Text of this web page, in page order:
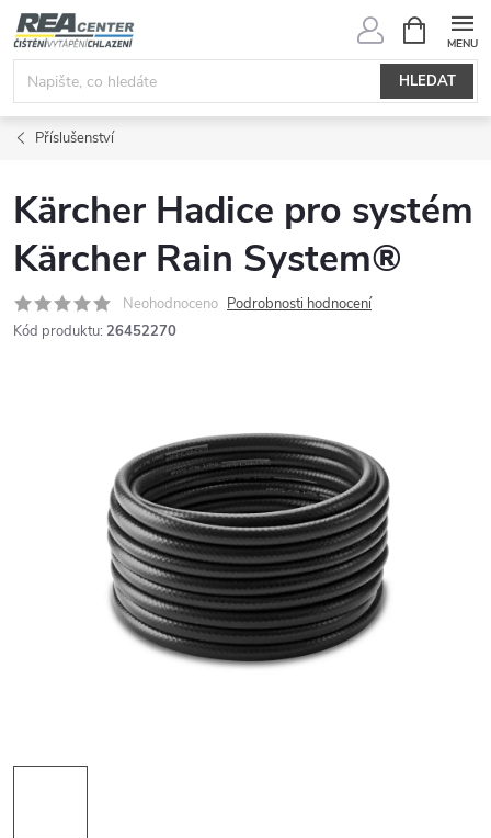
Přejít
na
obsah
HLEDAT
NÁKUPNÍ
KOŠÍK
Příslušenství
Kärcher Hadice pro systém
Kärcher Rain System®
Neohodnoceno Podrobnosti hodnocení
Kód produktu: 26452270